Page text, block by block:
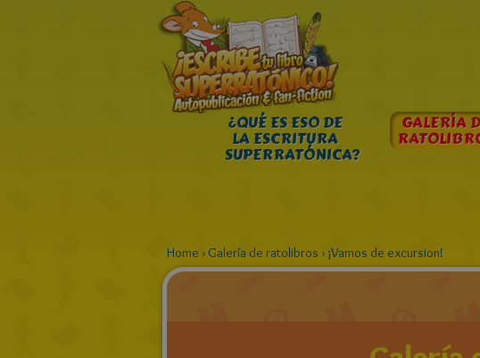
¿QUÉ ES ESO DE
LA ESCRITURA
SUPERRATÓNICA?
GALERÍA
Home › Galería de ratolibros › ¡Vamos de excursion!